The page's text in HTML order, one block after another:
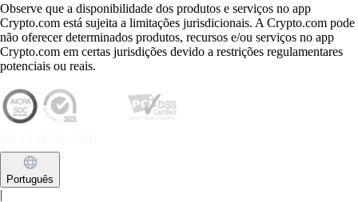
Observe que a disponibilidade dos produtos e serviços no app
Crypto.com está sujeita a limitações jurisdicionais. A Crypto.com pode
não oferecer determinados produtos, recursos e/ou serviços no app
Crypto.com em certas jurisdições devido a restrições regulamentares
potenciais ou reais.
Português
|